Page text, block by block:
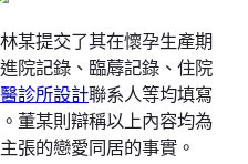
某提交了其在懷孕生產期
院記錄、臨蓐記錄、住院
診所設計聯系人等均填寫
董某則辯稱以上內容均為
張的戀愛同居的事實。